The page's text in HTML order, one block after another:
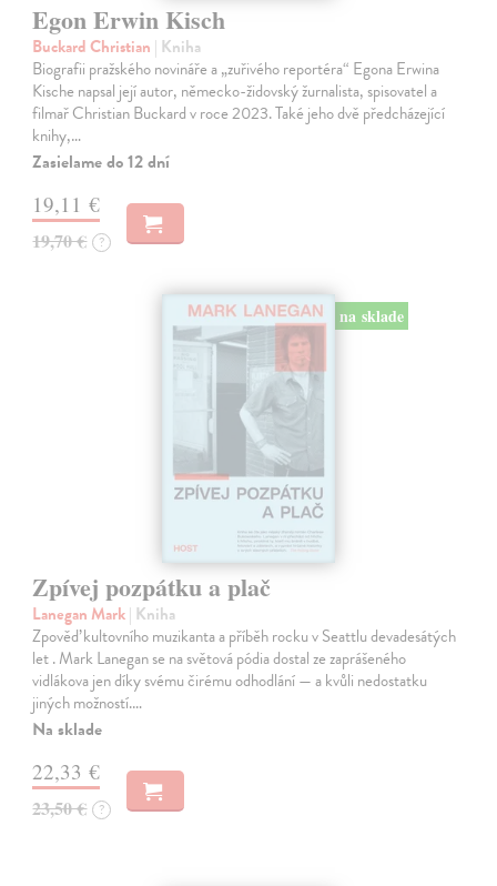
Egon Erwin Kisch
Buckard Christian | Kniha
Biografii pražského novináře a „zuřivého reportéra“ Egona Erwina
Kische napsal její autor, německo-židovský žurnalista, spisovatel a
filmař Christian Buckard v roce 2023. Také jeho dvě předcházející
knihy,…
Zasielame do 12 dní
19,11 €
19,70 € ?
na sklade
Zpívej pozpátku a plač
Lanegan Mark| Kniha
Zpověď kultovního muzikanta a příběh rocku v Seattlu devadesátých
let . Mark Lanegan se na světová pódia dostal ze zaprášeného
vidlákova jen díky svému čirému odhodlání — a kvůli nedostatku
jiných možností.…
Na sklade
22,33 €
23,50 € ?